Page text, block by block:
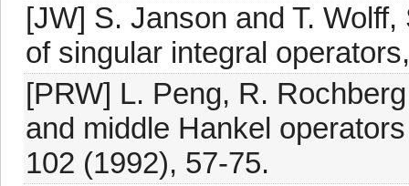
[JW] S. Janson and T.
of singular integral
[PRW] L. Peng, R.
and middle Hankel
102 (1992), 57-75.